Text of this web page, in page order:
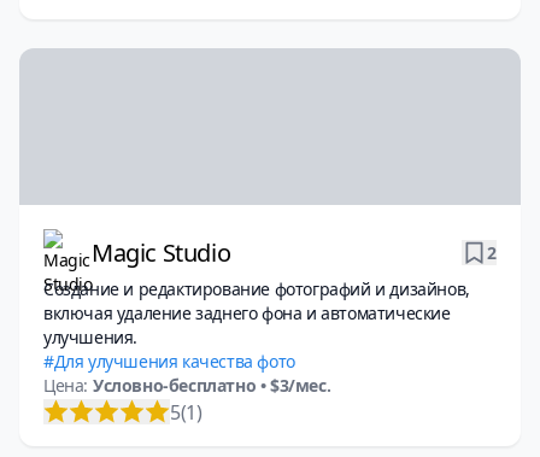
Magic Studio
2
Создание и редактирование фотографий и дизайнов,
включая удаление заднего фона и автоматические
улучшения.
Для улучшения качества фото
Цена: Условно-бесплатно • $3/мес.
5(1)